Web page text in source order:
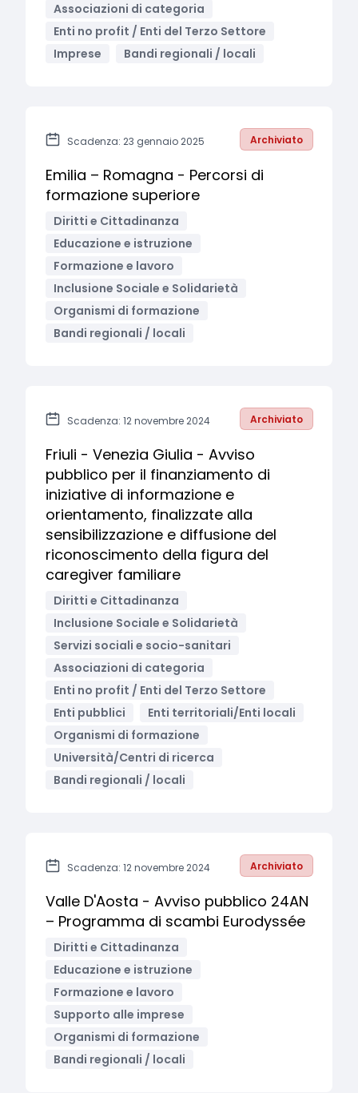
Associazioni di categoria
Enti no profit / Enti del Terzo Settore
Imprese
Bandi regionali / locali
Scadenza: 23 gennaio 2025 Archiviato
Emilia – Romagna - Percorsi di
formazione superiore
Diritti e Cittadinanza
Educazione e istruzione
Formazione e lavoro
Inclusione Sociale e Solidarietà
Organismi di formazione
Bandi regionali / locali
Scadenza: 12 novembre 2024 Archiviato
Friuli - Venezia Giulia - Avviso
pubblico per il finanziamento di
iniziative di informazione e
orientamento, finalizzate alla
sensibilizzazione e diffusione del
riconoscimento della figura del
caregiver familiare
Diritti e Cittadinanza
Inclusione Sociale e Solidarietà
Servizi sociali e socio-sanitari
Associazioni di categoria
Enti no profit / Enti del Terzo Settore
Enti pubblici
Enti territoriali/Enti locali
Organismi di formazione
Università/Centri di ricerca
Bandi regionali / locali
Scadenza: 12 novembre 2024 Archiviato
Valle D'Aosta - Avviso pubblico 24AN
– Programma di scambi Eurodyssée
Diritti e Cittadinanza
Educazione e istruzione
Formazione e lavoro
Supporto alle imprese
Organismi di formazione
Bandi regionali / locali